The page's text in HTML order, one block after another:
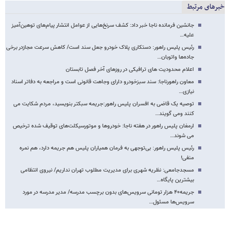
خبرهای مرتبط
جانشین فرمانده ناجا خبر داد: کشف سرنخ‌هایی از عوامل انتشار پیام‌های توهین‌آمیز
علیه…
رئیس پلیس راهور: دستکاری پلاک خودرو جعل سند است/ کاهش سرعت مجازدر برخی
جاده‌ها واتوبان…
اعلام محدودیت های ترافیکی در روزهای آخر فصل تابستان
معاون راهورناجا: سند سبزخودرو دارای وجاهت قانونی است و مراجعه به دفاتر اسناد
نیازی…
توصیه یک قاضی به افسران پلیس راهور:جریمه سبکتر بنویسید، مردم شکایت می
کنند ومی گویند…
ارمغان پلیس راهور در هفته ناجا: خودروها و موتورسیکلت‌های توقیف شده ترخیص
می شوند…
رئیس پلیس راهور: بی‌توجهی به فرمان همیاران پلیس هم جریمه دارد، هم نمره
منفی!
مسجدجامعی: نظریه شهری برای مدیریت مطلوب تهران نداریم/ نیروی انتظامی
بیشترین پایگاه…
جریمه۴۰ هزار تومانی سرویس‌های بدون برچسب مدرسه/ مدیر مدرسه در مورد
سرویس‌ها مسئول…